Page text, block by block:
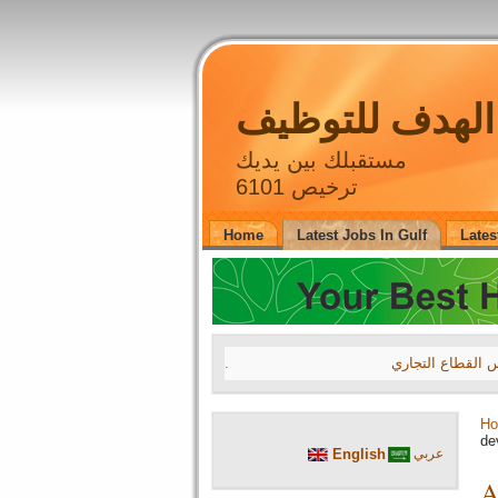
للتوظيف
مستقبلك بين يديك
ترخيص 6101
Home Latest Jobs In Gulf
27 July 2026
A leading
A leading
English عربي